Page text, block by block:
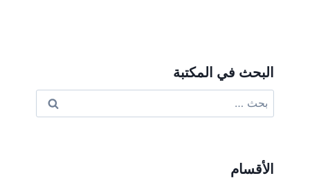
البحث في المكتبة
عن:
الأقسام